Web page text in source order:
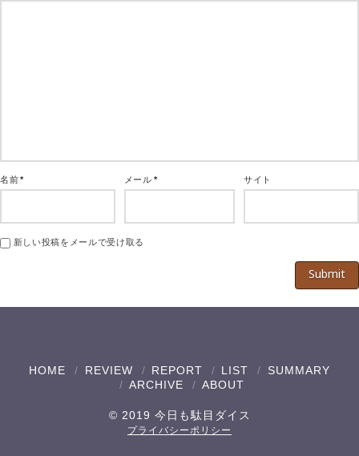
名前* メール* サイト
新しい投稿をメールで受け取る
HOME REVIEW REPORT LIST
SUMMARY
ARCHIVE
ABOUT
© 2019 今日も駄目ダイス
プライバシーポリシー